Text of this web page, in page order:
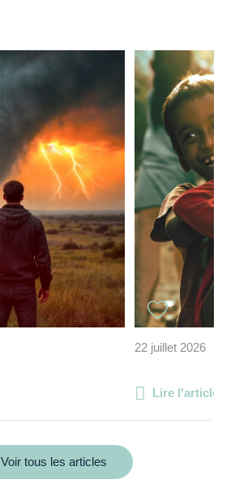
22 juillet 2026
Lire l'article
Voir tous les articles